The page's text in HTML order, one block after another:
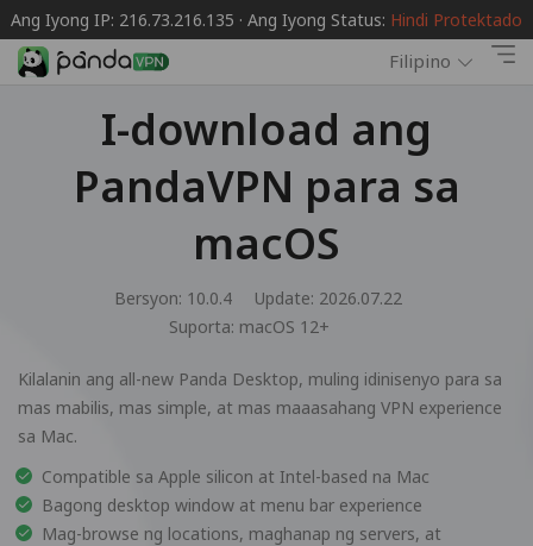
Ang Iyong IP: 216.73.216.135 · Ang Iyong Status: Hindi Protektado
Filipino
I-download ang
PandaVPN para sa
macOS
Bersyon: 10.0.4
Update: 2026.07.22
Suporta: macOS 12+
Kilalanin ang all-new Panda Desktop, muling idinisenyo para sa
mas mabilis, mas simple, at mas maaasahang VPN experience
sa Mac.
Compatible sa Apple silicon at Intel-based na Mac
Bagong desktop window at menu bar experience
Mag-browse ng locations, maghanap ng servers, at